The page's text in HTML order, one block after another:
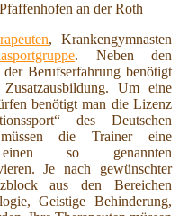
, Krankengymnasten
. Neben den
Berufserfahrung benötigt
Um eine
benötigt man die Lizenz
des Deutschen
müssen die Trainer eine
einen so genannten
Je nach gewünschter
aus den Bereichen
Geistige Behinderung,